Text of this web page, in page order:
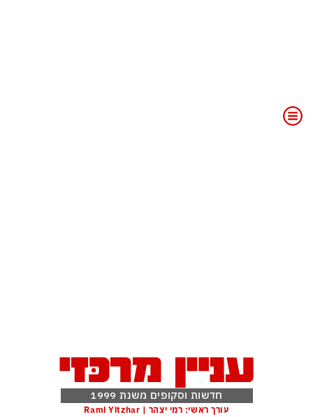
חדשות וסקופים משנת 1999
עורך ראשי: רמי יצהר | Rami Yitzhar